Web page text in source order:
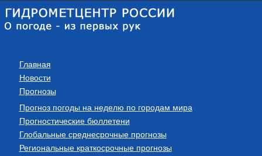
Главная
Новости
Прогнозы
Прогноз погоды на неделю по городам мира
Прогностические бюллетени
Глобальные среднесрочные прогнозы
Региональные краткосрочные прогнозы